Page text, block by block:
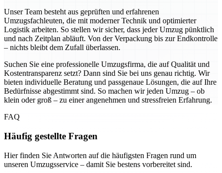
Unser Team besteht aus geprüften und erfahrenen
Umzugsfachleuten, die mit moderner Technik und optimierter
Logistik arbeiten. So stellen wir sicher, dass jeder Umzug pünktlich
und nach Zeitplan abläuft. Von der Verpackung bis zur Endkontrolle
– nichts bleibt dem Zufall überlassen.
Suchen Sie eine professionelle Umzugsfirma, die auf Qualität und
Kostentransparenz setzt? Dann sind Sie bei uns genau richtig. Wir
bieten individuelle Beratung und passgenaue Lösungen, die auf Ihre
Bedürfnisse abgestimmt sind. So machen wir jeden Umzug – ob
klein oder groß – zu einer angenehmen und stressfreien Erfahrung.
FAQ
Häufig gestellte Fragen
Hier finden Sie Antworten auf die häufigsten Fragen rund um
unseren Umzugsservice – damit Sie bestens vorbereitet sind.